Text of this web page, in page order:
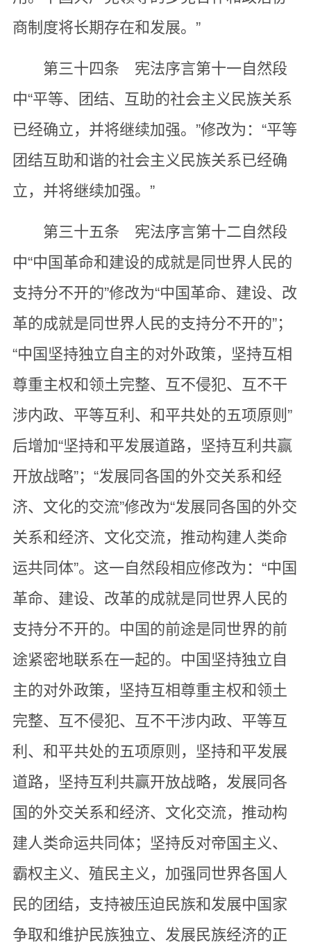
商制度将长期存在和发展。”
第三十四条 宪法序言第十一自然段
中“平等、团结、互助的社会主义民族关系
已经确立，并将继续加强。”修改为：“平等
团结互助和谐的社会主义民族关系已经确
立，并将继续加强。”
第三十五条 宪法序言第十二自然段
中“中国革命和建设的成就是同世界人民的
支持分不开的”修改为“中国革命、建设、改
革的成就是同世界人民的支持分不开的”；
“中国坚持独立自主的对外政策，坚持互相
尊重主权和领土完整、互不侵犯、互不干
涉内政、平等互利、和平共处的五项原则”
后增加“坚持和平发展道路，坚持互利共赢
开放战略”；“发展同各国的外交关系和经
济、文化的交流”修改为“发展同各国的外交
关系和经济、文化交流，推动构建人类命
运共同体”。这一自然段相应修改为：“中国
革命、建设、改革的成就是同世界人民的
支持分不开的。中国的前途是同世界的前
途紧密地联系在一起的。中国坚持独立自
主的对外政策，坚持互相尊重主权和领土
完整、互不侵犯、互不干涉内政、平等互
利、和平共处的五项原则，坚持和平发展
道路，坚持互利共赢开放战略，发展同各
国的外交关系和经济、文化交流，推动构
建人类命运共同体；坚持反对帝国主义、
霸权主义、殖民主义，加强同世界各国人
民的团结，支持被压迫民族和发展中国家
争取和维护民族独立、发展民族经济的正